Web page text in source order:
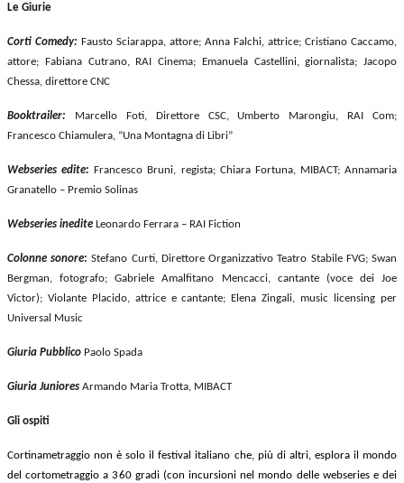
Le Giurie
Corti Comedy: Fausto Sciarappa, attore; Anna Falchi, attrice; Cristiano Caccamo,
attore; Fabiana Cutrano, RAI Cinema; Emanuela Castellini, giornalista; Jacopo
Chessa, direttore CNC
Booktrailer: Marcello Foti, Direttore CSC, Umberto Marongiu, RAI Com;
Francesco Chiamulera, “Una Montagna di Libri”
Webseries edite: Francesco Bruni, regista; Chiara Fortuna, MIBACT; Annamaria
Granatello – Premio Solinas
Webseries inedite Leonardo Ferrara – RAI Fiction
Colonne sonore: Stefano Curti, Direttore Organizzativo Teatro Stabile FVG; Swan
Bergman, fotografo; Gabriele Amalfitano Mencacci, cantante (voce dei Joe
Victor); Violante Placido, attrice e cantante; Elena Zingali, music licensing per
Universal Music
Giuria Pubblico Paolo Spada
Giuria Juniores Armando Maria Trotta, MIBACT
Gli ospiti
Cortinametraggio non è solo il festival italiano che, più di altri, esplora il mondo
del cortometraggio a 360 gradi (con incursioni nel mondo delle webseries e dei